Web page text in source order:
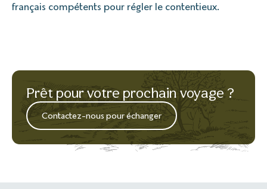
français compétents pour régler le contentieux.
Prêt pour votre prochain voyage ?
Contactez-nous pour échanger